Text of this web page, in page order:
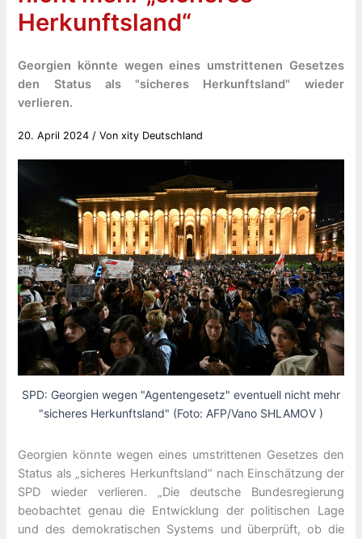
Herkunftsland“
Georgien könnte wegen eines umstrittenen Gesetzes
den Status als "sicheres Herkunftsland" wieder
verlieren.
20. April 2024 / Vonxity Deutschland
SPD: Georgien wegen "Agentengesetz" eventuell nicht mehr
"sicheres Herkunftsland" (Foto: AFP/Vano SHLAMOV )
Georgien könnte wegen eines umstrittenen Gesetzes den
Status als „sicheres Herkunftsland“ nach Einschätzung der
SPD wieder verlieren. „Die deutsche Bundesregierung
beobachtet genau die Entwicklung der politischen Lage
und des demokratischen Systems und überprüft, ob die